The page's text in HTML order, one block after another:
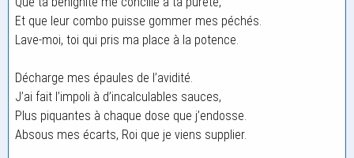
Et que leur combo puisse gommer mes péchés.
Lave-moi, toi qui pris ma place à la potence.
Décharge mes épaules de l’avidité.
J’ai fait l’impoli à d’incalculables sauces,
Plus piquantes à chaque dose que j’endosse.
Absous mes écarts, Roi que je viens supplier.